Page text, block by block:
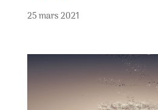
25 mars 2021